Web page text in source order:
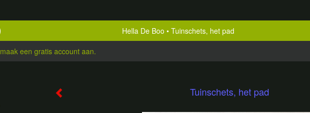
Hella De Boo
Tuinschets, het pad
maak een gratis account aan.
Tuinschets, het pad